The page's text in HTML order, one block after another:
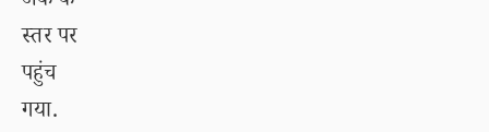
स्तर पर
पहुंच
गया.